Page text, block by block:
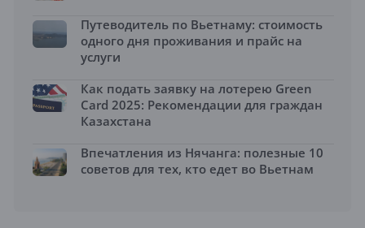
Путеводитель по Вьетнаму: стоимость
одного дня проживания и прайс на
услуги
Как подать заявку на лотерею Green
Card 2025: Рекомендации для граждан
Казахстана
Впечатления из Нячанга: полезные 10
советов для тех, кто едет во Вьетнам